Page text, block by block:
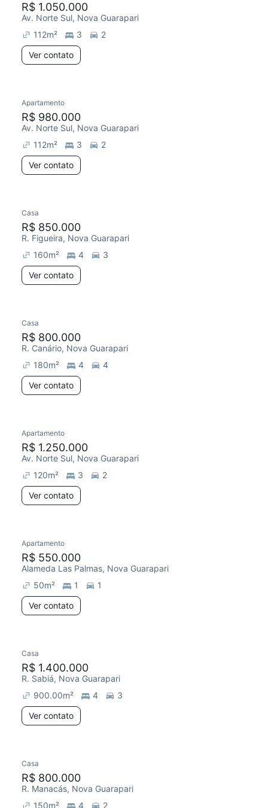
R$ 1.050.000
Av. Norte Sul, Nova Guarapari
112m² 3
2
Ver contato
Apartamento
R$ 980.000
Av. Norte Sul, Nova Guarapari
112m² 3
2
Ver contato
Casa
R$ 850.000
R. Figueira, Nova Guarapari
160m² 4
3
Ver contato
Casa
R$ 800.000
R. Canário, Nova Guarapari
180m² 4
4
Ver contato
Apartamento
R$ 1.250.000
Av. Norte Sul, Nova Guarapari
120m² 3
2
Ver contato
Apartamento
R$ 550.000
Alameda Las Palmas, Nova Guarapari
50m² 1
1
Ver contato
Casa
R$ 1.400.000
R. Sabiá, Nova Guarapari
900.00m² 4
3
Ver contato
Casa
R$ 800.000
R. Manacás, Nova Guarapari
150m² 4 2